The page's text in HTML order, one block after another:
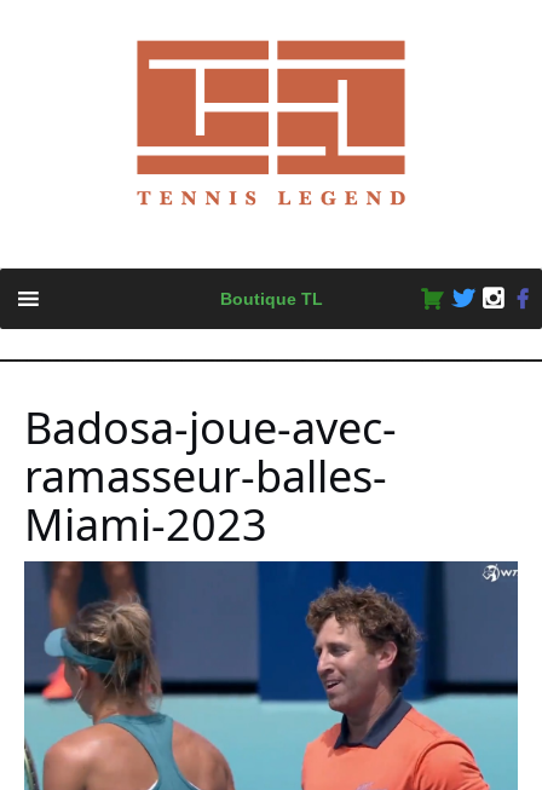
content
Boutique TL
Badosa-joue-avec-
ramasseur-balles-
Miami-2023